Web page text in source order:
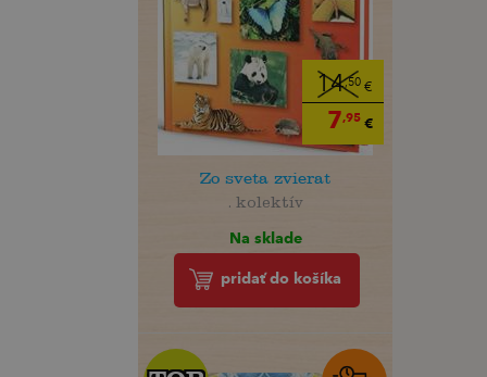
14,50€
7,95€
Zo sveta zvierat
. kolektív
Na sklade
pridať do košíka